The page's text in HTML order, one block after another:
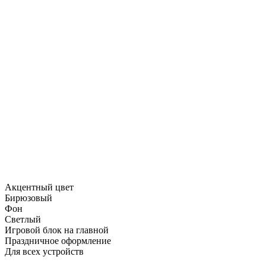
Акцентный цвет
Бирюзовый
Фон
Светлый
Игровой блок на главной
Праздничное оформление
Для всех устройств